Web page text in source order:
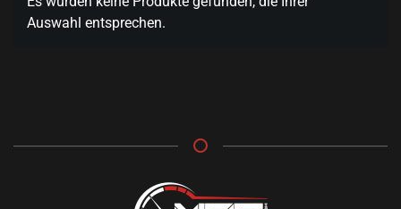
Auswahl entsprechen.